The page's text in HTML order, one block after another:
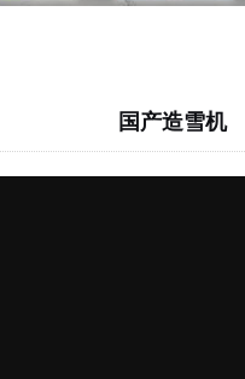
国产造雪机